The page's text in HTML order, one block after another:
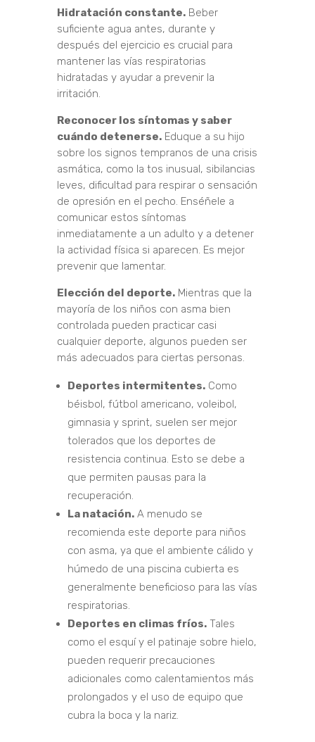
Hidratación constante.Beber
suficiente agua antes, durante y
después del ejercicio es crucial para
mantener las vías respiratorias
hidratadas y ayudar a prevenir la
irritación.
Reconocer los síntomas y saber
cuándo detenerse.Eduque a su hijo
sobre los signos tempranos de una crisis
asmática, como la tos inusual, sibilancias
leves, dificultad para respirar o sensación
de opresión en el pecho. Enséñele a
comunicar estos síntomas
inmediatamente a un adulto y a detener
la actividad física si aparecen. Es mejor
prevenir que lamentar.
Elección del deporte.Mientras que la
mayoría de los niños con asma bien
controlada pueden practicar casi
cualquier deporte, algunos pueden ser
más adecuados para ciertas personas.
Deportes intermitentes.Como
béisbol, fútbol americano, voleibol,
gimnasia y sprint, suelen ser mejor
tolerados que los deportes de
resistencia continua. Esto se debe a
que permiten pausas para la
recuperación.
La natación.A menudo se
recomienda este deporte para niños
con asma, ya que el ambiente cálido y
húmedo de una piscina cubierta es
generalmente beneficioso para las vías
respiratorias.
Deportes en climas fríos.Tales
como el esquí y el patinaje sobre hielo,
pueden requerir precauciones
adicionales como calentamientos más
prolongados y el uso de equipo que
cubra la boca y la nariz.